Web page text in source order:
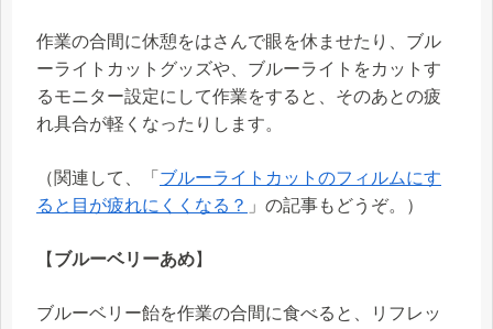
作業の合間に休憩をはさんで眼を休ませたり、ブル
ーライトカットグッズや、ブルーライトをカットす
るモニター設定にして作業をすると、そのあとの疲
れ具合が軽くなったりします。
（関連して、「 ブルーライトカットのフィルムにす
ると目が疲れにくくなる？ 」の記事もどうぞ。）
【 ブルーベリーあめ】
ブルーベリー飴を作業の合間に食べると、リフレッ